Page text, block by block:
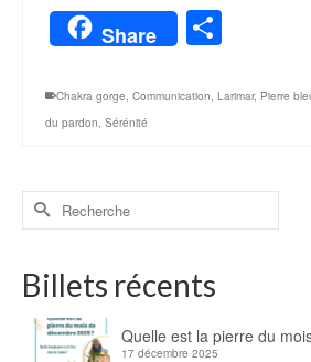
Share
Chakra gorge Communication Larimar, Pierre
du pardon Sérénité
Billets récents
Quelle est la pierre du
17 décembre 2025